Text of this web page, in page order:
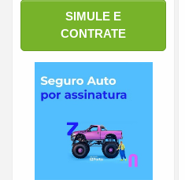
SIMULE E
CONTRATE